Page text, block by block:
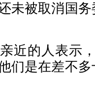
未被取消国
近的人表示
们是在差不